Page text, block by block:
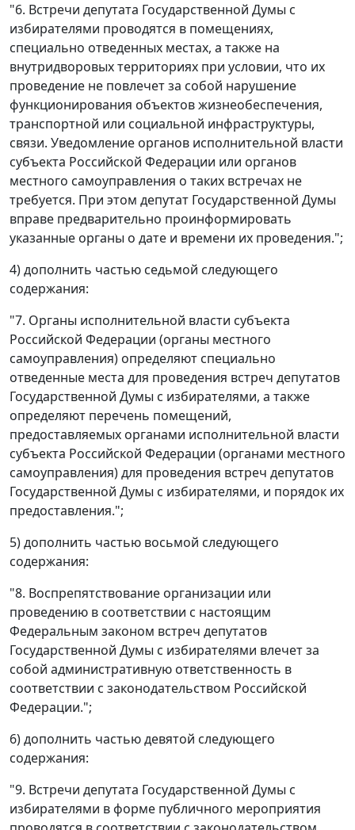
"6. Встречи депутата Государственной Думы с
избирателями проводятся в помещениях,
специально отведенных местах, а также на
внутридворовых территориях при условии, что их
проведение не повлечет за собой нарушение
функционирования объектов жизнеобеспечения,
транспортной или социальной инфраструктуры,
связи. Уведомление органов исполнительной власти
субъекта Российской Федерации или органов
местного самоуправления о таких встречах не
требуется. При этом депутат Государственной Думы
вправе предварительно проинформировать
указанные органы о дате и времени их проведения.";
4) дополнить частью седьмой следующего
содержания:
"7. Органы исполнительной власти субъекта
Российской Федерации (органы местного
самоуправления) определяют специально
отведенные места для проведения встреч депутатов
Государственной Думы с избирателями, а также
определяют перечень помещений,
предоставляемых органами исполнительной власти
субъекта Российской Федерации (органами местного
самоуправления) для проведения встреч депутатов
Государственной Думы с избирателями, и порядок их
предоставления.";
5) дополнить частью восьмой следующего
содержания:
"8. Воспрепятствование организации или
проведению в соответствии с настоящим
Федеральным законом встреч депутатов
Государственной Думы с избирателями влечет за
собой административную ответственность в
соответствии с законодательством Российской
Федерации.";
6) дополнить частью девятой следующего
содержания:
"9. Встречи депутата Государственной Думы с
избирателями в форме публичного мероприятия